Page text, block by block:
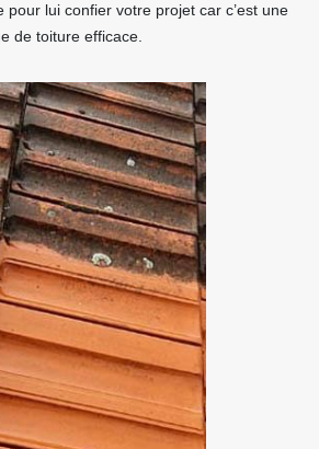
pour lui confier votre projet car c’est une
de toiture efficace.